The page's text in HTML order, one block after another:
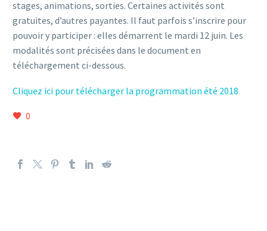
stages, animations, sorties. Certaines activités sont
gratuites, d’autres payantes. Il faut parfois s’inscrire pour
pouvoir y participer : elles démarrent le mardi 12 juin. Les
modalités sont précisées dans le document en
téléchargement ci-dessous.
Cliquez ici pour télécharger la programmation été 2018
0